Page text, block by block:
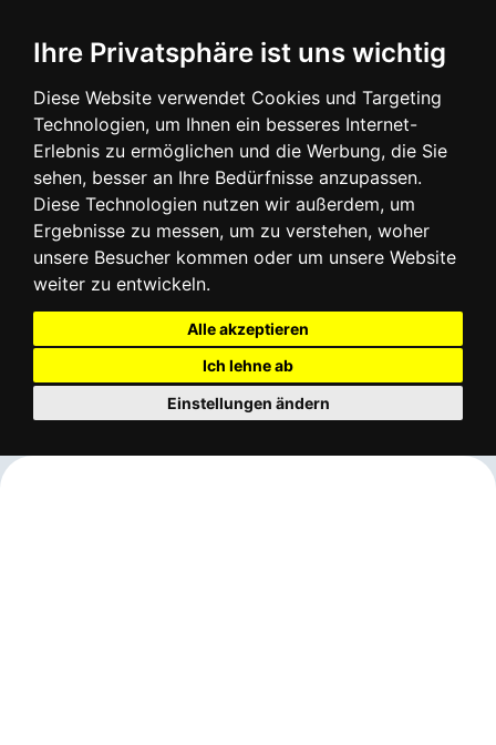
Ihre Privatsphäre ist uns wichtig
Diese Website verwendet Cookies und Targeting
Technologien, um Ihnen ein besseres Internet-
Erlebnis zu ermöglichen und die Werbung, die Sie
sehen, besser an Ihre Bedürfnisse anzupassen.
Diese Technologien nutzen wir außerdem, um
Ergebnisse zu messen, um zu verstehen, woher
unsere Besucher kommen oder um unsere Website
weiter zu entwickeln.
Alle akzeptieren
Ich lehne ab
Einstellungen ändern